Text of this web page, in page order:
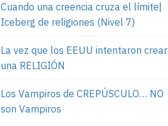
Cuando una creencia cruza el límite|
Iceberg de religiones (Nivel 7)
La vez que los EEUU intentaron crear
una RELIGIÓN
Los Vampiros de CREPÚSCULO… NO
son Vampiros